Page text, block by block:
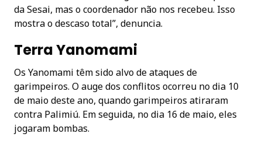
da Sesai, mas o coordenador não nos recebeu. Isso
mostra o descaso total”, denuncia.
Terra Yanomami
Os Yanomami têm sido alvo de ataques de
garimpeiros. O auge dos conflitos ocorreu no dia 10
de maio deste ano, quando garimpeiros atiraram
contra Palimiú. Em seguida, no dia 16 de maio, eles
jogaram bombas.